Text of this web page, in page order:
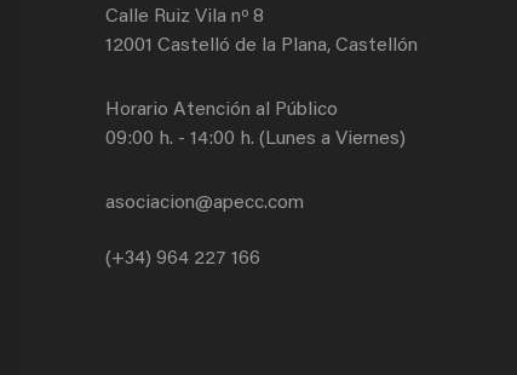
Calle Ruiz Vila nº 8
12001 Castelló de la Plana, Castellón
Horario Atención al Público
09:00 h. - 14:00 h. (Lunes a Viernes)
asociacion@apecc.com
(+34) 964 227 166